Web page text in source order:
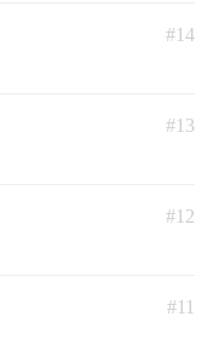
#14
#13
#12
#11